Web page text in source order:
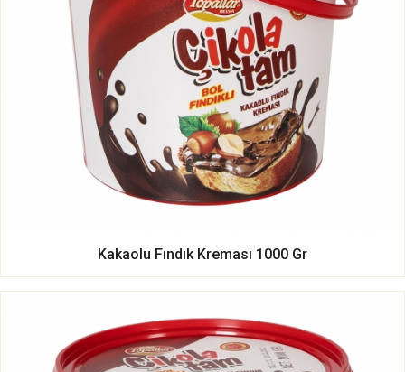
Kakaolu Fındık Kreması 1000 Gr